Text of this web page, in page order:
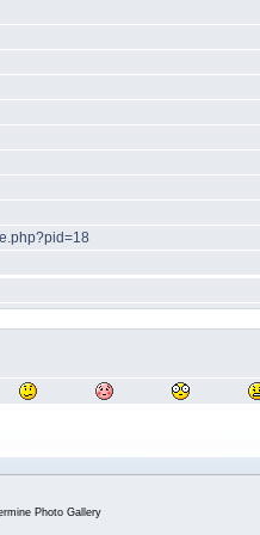
Photo Gallery